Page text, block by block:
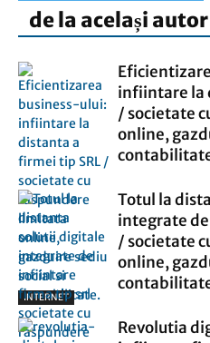
de la același autor
INTERNET
infiintare la
/ societate
online,
Totul la
integrate
/ societate
online,
Revolutia